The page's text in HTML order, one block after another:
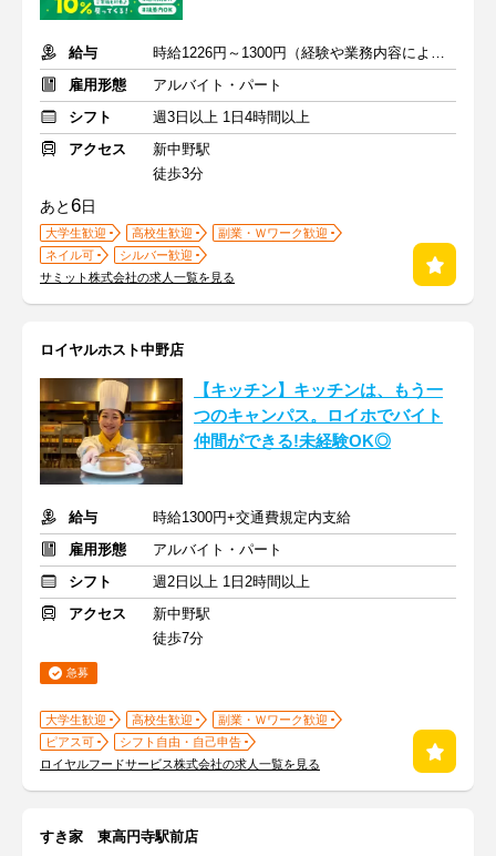
給与
時給1226円～1300円（経験や業務内容による）+交通費全額
雇用形態
アルバイト・パート
シフト
週3日以上 1日4時間以上
アクセス
新中野駅
徒歩3分
あと6日
大学生歓迎 高校生歓迎
副業・Ｗワーク歓迎
ネイル可
シルバー歓迎
サミット株式会社の求人一覧を見る
ロイヤルホスト中野店
【キッチン】キッチンは、もう一
つのキャンパス。ロイホでバイト
仲間ができる!未経験OK◎
給与
時給1300円+交通費規定内支給
雇用形態
アルバイト・パート
シフト
週2日以上 1日2時間以上
アクセス
新中野駅
徒歩7分
急募
大学生歓迎 高校生歓迎
副業・Ｗワーク歓迎
ピアス可
シフト自由・自己申告
ロイヤルフードサービス株式会社の求人一覧を見る
すき家 東高円寺駅前店